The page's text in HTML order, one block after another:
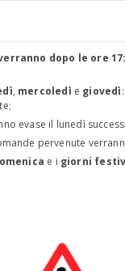
dopo le ore
, mercoledì e giovedì
evase il lunedì
pervenute
e i giorni